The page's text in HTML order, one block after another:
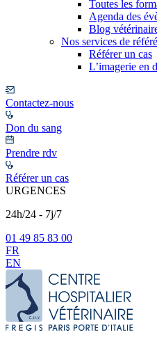
Toutes les
Agenda des
Blog
Nos services de référé
Référer un cas
L’imagerie en
Contactez-nous
Don du sang
Prendre rdv
Référer un cas
URGENCES
24h/24 - 7j/7
01 49 85 83 00
FR
EN